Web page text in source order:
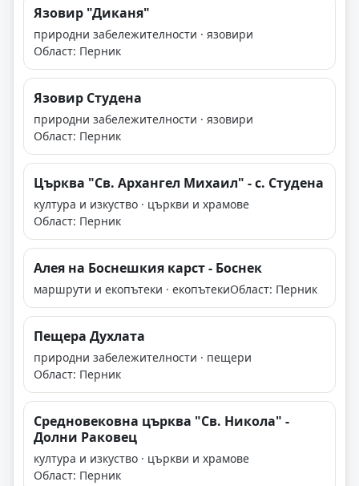
Язовир "Диканя"
природни забележителности · язовири
Област: Перник
Язовир Студена
природни забележителности · язовири
Област: Перник
Църква "Св. Архангел Михаил" - с. Студена
култура и изкуство · църкви и храмове
Област: Перник
Алея на Боснешкия карст - Боснек
маршрути и екопътеки · екопътекиОбласт: Перник
Пещера Духлата
природни забележителности · пещери
Област: Перник
Средновековна църква "Св. Никола" -
Долни Раковец
култура и изкуство · църкви и храмове
Област: Перник